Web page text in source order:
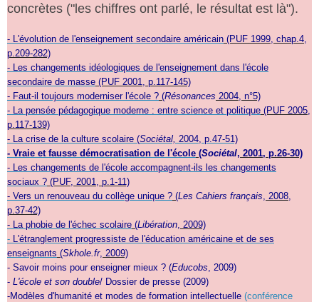
concrètes ("les chiffres ont parlé, le résultat est là").
- L'évolution de l'enseignement secondaire américain (PUF 1999, chap.4,
p.209-282)
- Les changements idéologiques de l'enseignement dans l'école
secondaire de masse (PUF 2001, p.117-145)
- Faut-il toujours moderniser l'école ? (Résonances 2004, n°5)
- La pensée pédagogique moderne : entre science et politique (PUF 2005,
p.117-139)
- La crise de la culture scolaire (Sociétal, 2004, p.47-51)
- Vraie et fausse démocratisation de l'école (Sociétal, 2001, p.26-30)
- Les changements de l'école accompagnent-ils les changements
sociaux ? (PUF, 2001, p.1-11)
- Vers un renouveau du collège unique ? (Les Cahiers français , 2008,
p.37-42)
- La phobie de l'échec scolaire (Libération , 2009)
- L'étranglement progressiste de l'éducation américaine et de ses
enseignants (Skhole.fr, 2009)
- Savoir moins pour enseigner mieux ? (Educobs , 2009)
- L'école et son double/ Dossier de presse (2009)
-Modèles d'humanité et modes de formation intellectuelle (conférence